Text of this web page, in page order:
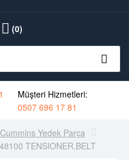
(0)
Müşteri Hizmetleri:
0507 696 17 81
Cummins Yedek Parça
TENSIONER,BELT